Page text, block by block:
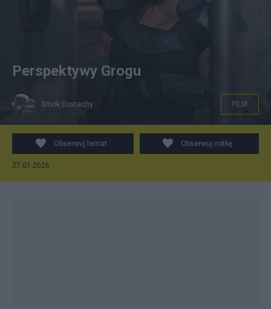
Perspektywy Grogu
Smok Eustachy FILM
Obserwuj temat Obserwuj notkę
27.01.2026